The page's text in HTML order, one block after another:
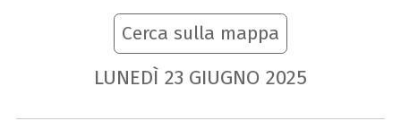
Cerca sulla mappa
LUNEDÌ 23 GIUGNO 2025